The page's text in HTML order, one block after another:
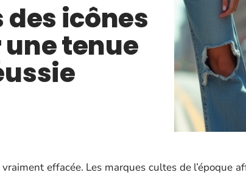
icônes
tenue
effacée. Les marques cultes de l’époque